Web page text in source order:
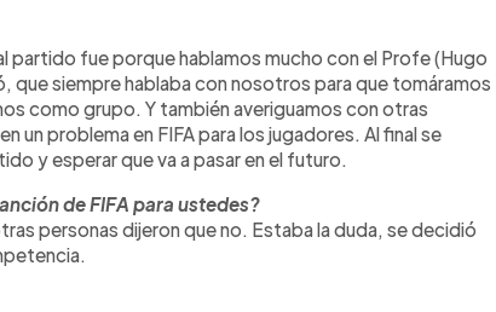
partido fue porque hablamos mucho con el Profe (Hugo
que siempre hablaba con nosotros para que tomáramos
como grupo. Y también averiguamos con otras
un problema en FIFA para los jugadores. Al final se
y esperar que va a pasar en el futuro.
de FIFA para ustedes?
personas dijeron que no. Estaba la duda, se decidió